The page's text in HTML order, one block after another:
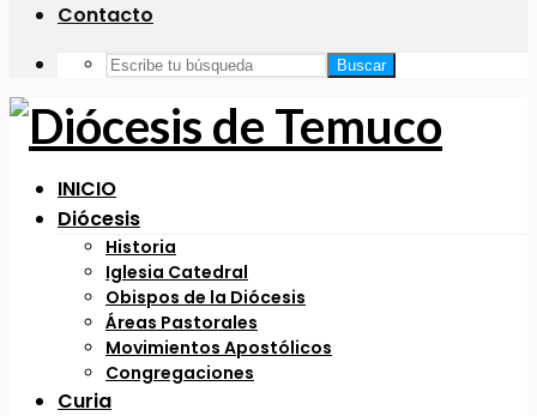
Contacto
Buscar
INICIO
Diócesis
Historia
Iglesia Catedral
Obispos de la Diócesis
Áreas Pastorales
Movimientos Apostólicos
Congregaciones
Curia